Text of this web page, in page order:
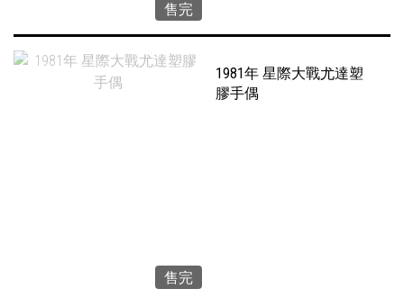
售完
售完
1981年 星際大戰尤達塑
膠手偶